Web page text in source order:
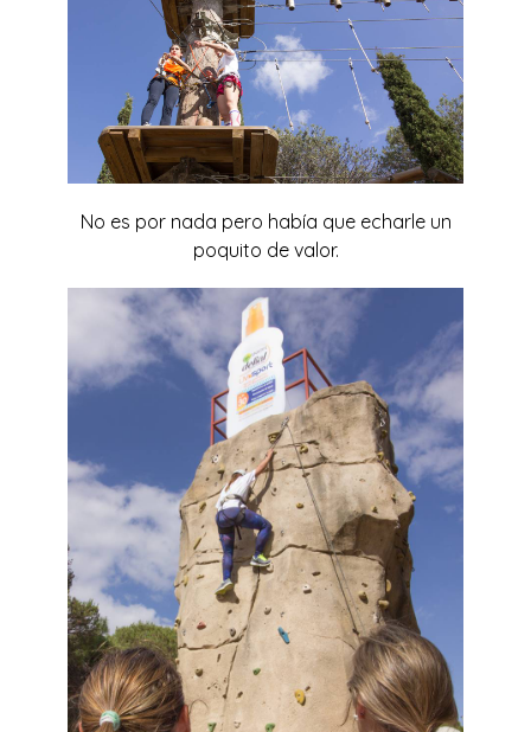
No es por nada pero había que echarle un
poquito de valor.